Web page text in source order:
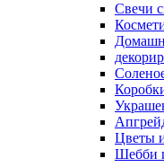
Свечи
Цветы
Шебби